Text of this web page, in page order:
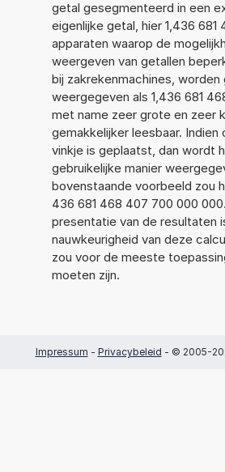
getal gesegmenteerd in een
eigenlijke getal, hier 1,436 681
apparaten waarop de
weergeven van getallen
bij zakrekenmachines, worden
weergegeven als 1,436 681
met name zeer grote en zeer
gemakkelijker leesbaar.
vinkje is geplaatst, dan wordt
gebruikelijke manier
bovenstaande voorbeeld zou
436 681 468 407 700 000
presentatie van de resultaten
nauwkeurigheid van deze
zou voor de meeste
moeten zijn.
Impressum - Privacybeleid - © 2005-